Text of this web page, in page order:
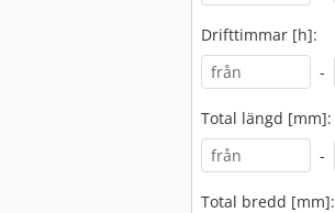
Drifttimmar [h]:
-
Total längd [mm]:
-
Total bredd [mm]: